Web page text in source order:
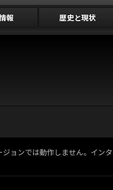
報 歴史と現状
ョンでは動作しません。イン